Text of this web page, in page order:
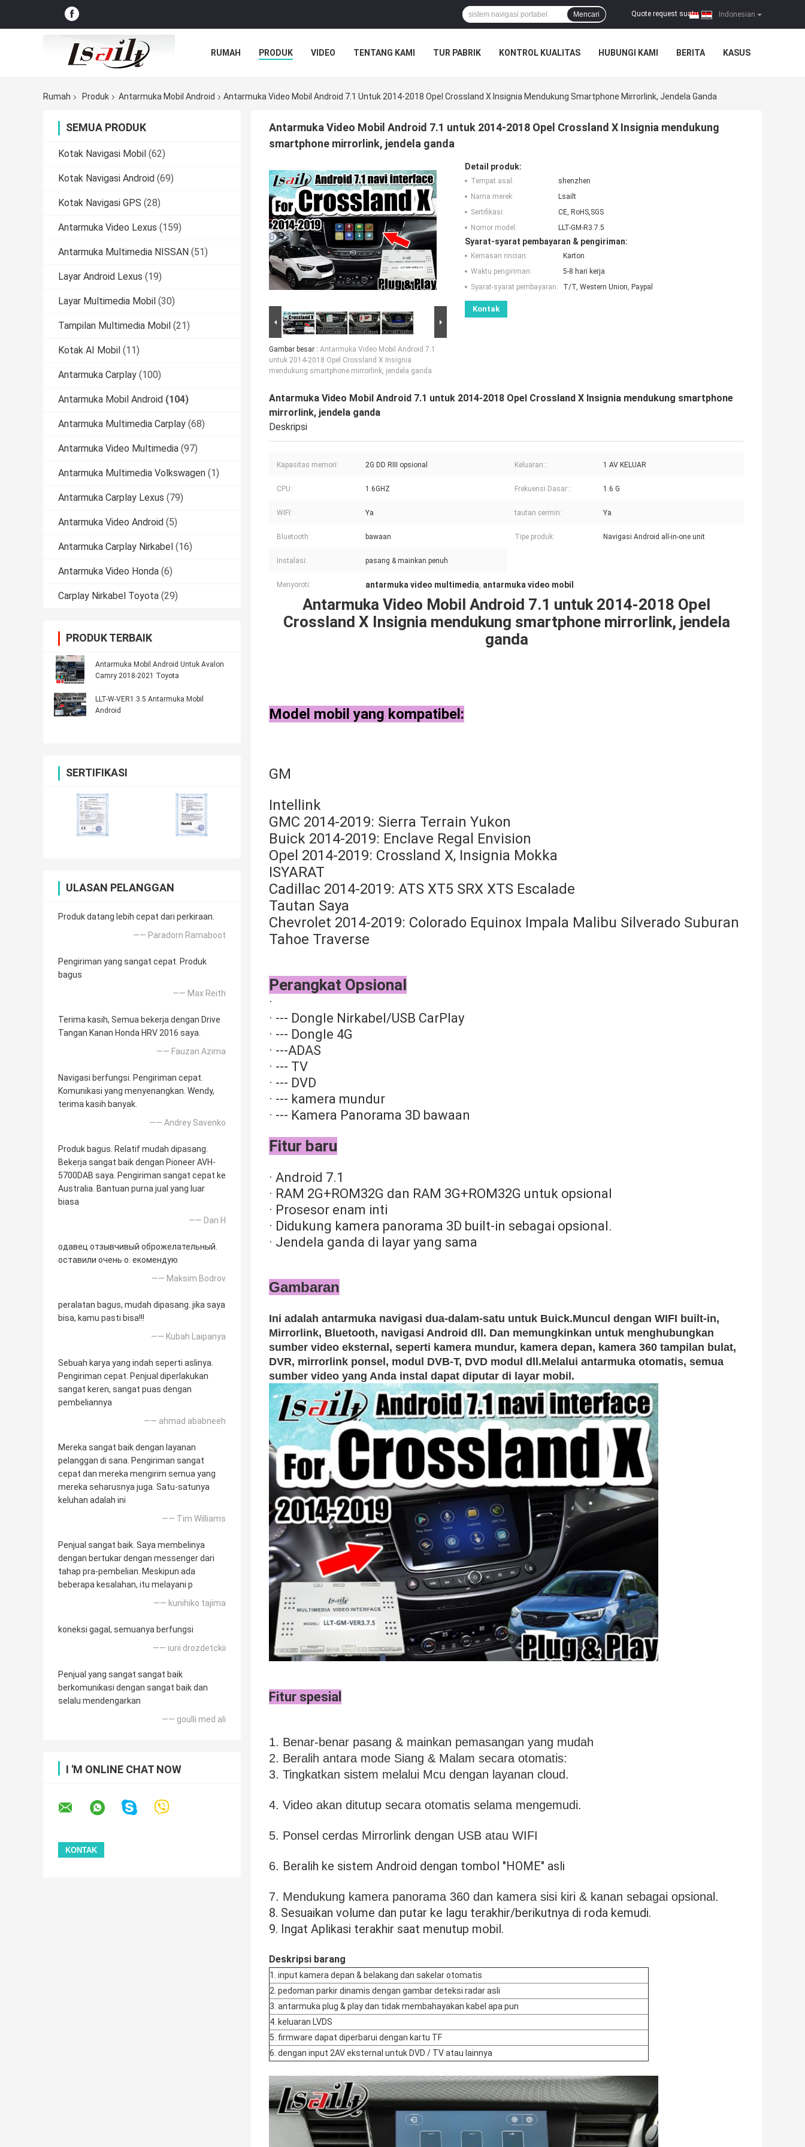
Indonesian
Quote request suatu |
Mencari
RUMAH PRODUK VIDEO TENTANG KAMI TUR PABRIK KONTROL KUALITAS HUBUNGI KAMI BERITA KASUS
Rumah Produk Antarmuka Mobil Android Antarmuka Video Mobil Android 7.1 Untuk 2014-2018 Opel Crossland X Insignia Mendukung Smartphone Mirrorlink, Jendela Ganda
SEMUA PRODUK
Kotak Navigasi Mobil (62)
Kotak Navigasi Android (69)
Kotak Navigasi GPS (28)
Antarmuka Video Lexus (159)
Antarmuka Multimedia NISSAN (51)
Layar Android Lexus (19)
Layar Multimedia Mobil (30)
Tampilan Multimedia Mobil (21)
Kotak AI Mobil (11)
Antarmuka Carplay (100)
Antarmuka Mobil Android (104)
Antarmuka Multimedia Carplay (68)
Antarmuka Video Multimedia (97)
Antarmuka Multimedia Volkswagen (1)
Antarmuka Carplay Lexus (79)
Antarmuka Video Android (5)
Antarmuka Carplay Nirkabel (16)
Antarmuka Video Honda (6)
Carplay Nirkabel Toyota (29)
PRODUK TERBAIK
Antarmuka Mobil Android Untuk Avalon
Camry 2018-2021 Toyota
LLT-W-VER1.3.5 Antarmuka Mobil
Android
SERTIFIKASI
ULASAN PELANGGAN
Produk datang lebih cepat dari perkiraan.
—— Paradorn Ramaboot
Pengiriman yang sangat cepat. Produk
bagus
—— Max Reith
Terima kasih, Semua bekerja dengan Drive
Tangan Kanan Honda HRV 2016 saya.
—— Fauzan Azima
Navigasi berfungsi. Pengiriman cepat.
Komunikasi yang menyenangkan. Wendy,
terima kasih banyak.
—— Andrey Savenko
Produk bagus. Relatif mudah dipasang.
Bekerja sangat baik dengan Pioneer AVH-
5700DAB saya. Pengiriman sangat cepat ke
Australia. Bantuan purna jual yang luar
biasa
—— Dan H
одавец отзывчивый оброжелательный.
оставили очень о. екомендую
—— Maksim Bodrov
peralatan bagus, mudah dipasang. jika saya
bisa, kamu pasti bisa!!!
—— Kubah Laipanya
Sebuah karya yang indah seperti aslinya.
Pengiriman cepat. Penjual diperlakukan
sangat keren, sangat puas dengan
pembeliannya
—— ahmad ababneeh
Mereka sangat baik dengan layanan
pelanggan di sana. Pengiriman sangat
cepat dan mereka mengirim semua yang
mereka seharusnya juga. Satu-satunya
keluhan adalah ini
—— Tim Williams
Penjual sangat baik. Saya membelinya
dengan bertukar dengan messenger dari
tahap pra-pembelian. Meskipun ada
beberapa kesalahan, itu melayani p
—— kunihiko tajima
koneksi gagal, semuanya berfungsi
—— iurii drozdetckii
Penjual yang sangat sangat baik
berkomunikasi dengan sangat baik dan
selalu mendengarkan
—— goulli med ali
I 'M ONLINE CHAT NOW
Antarmuka Video Mobil Android 7.1 untuk 2014-2018 Opel Crossland X Insignia mendukung
smartphone mirrorlink, jendela ganda
Gambar besar : Antarmuka Video Mobil Android 7.1
untuk 2014-2018 Opel Crossland X Insignia
mendukung smartphone mirrorlink, jendela ganda
Detail produk:
Tempat asal:
shenzhen
Nama merek:
Lsailt
Sertifikasi:
CE, RoHS,SGS
Nomor model:
LLT-GM-R3.7.5
Syarat-syarat pembayaran & pengiriman:
Kemasan rincian:
Karton
Waktu pengiriman:
5-8 hari kerja
Syarat-syarat pembayaran:
T/T, Western Union, Paypal
Kontak
Antarmuka Video Mobil Android 7.1 untuk 2014-2018 Opel Crossland X Insignia mendukung smartphone
mirrorlink, jendela ganda
Deskripsi
Kapasitas memori: 2G DD RIII opsional Keluaran:: 1 AV KELUAR
CPU: 1.6GHZ Frekuensi Dasar:: 1.6 G
WIFI: Ya tautan cermin: Ya
Bluetooth: bawaan Tipe produk: Navigasi Android all-in-one unit
Instalasi: pasang & mainkan penuh
Menyoroti: antarmuka video multimedia, antarmuka video mobil
Antarmuka Video Mobil Android 7.1 untuk 2014-2018 Opel
Crossland X Insignia mendukung smartphone mirrorlink, jendela
ganda
Model mobil yang kompatibel:
GM
Intellink
GMC 2014-2019: Sierra Terrain Yukon
Buick 2014-2019: Enclave Regal Envision
Opel 2014-2019: Crossland X, Insignia Mokka
ISYARAT
Cadillac 2014-2019: ATS XT5 SRX XTS Escalade
Tautan Saya
Chevrolet 2014-2019: Colorado Equinox Impala Malibu Silverado Suburan
Tahoe Traverse
Perangkat Opsional
·
· --- Dongle Nirkabel/USB CarPlay
· --- Dongle 4G
· ---ADAS
· --- TV
· --- DVD
· --- kamera mundur
· --- Kamera Panorama 3D bawaan
Fitur baru
· Android 7.1
· RAM 2G+ROM32G dan RAM 3G+ROM32G untuk opsional
· Prosesor enam inti
· Didukung kamera panorama 3D built-in sebagai opsional.
· Jendela ganda di layar yang sama
Gambaran
Ini adalah antarmuka navigasi dua-dalam-satu untuk Buick.Muncul dengan WIFI built-in,
Mirrorlink, Bluetooth, navigasi Android dll. Dan memungkinkan untuk menghubungkan
sumber video eksternal, seperti kamera mundur, kamera depan, kamera 360 tampilan bulat,
DVR, mirrorlink ponsel, modul DVB-T, DVD modul dll.Melalui antarmuka otomatis, semua
sumber video yang Anda instal dapat diputar di layar mobil.
Fitur spesial
1. Benar-benar pasang & mainkan pemasangan yang mudah
2. Beralih antara mode Siang & Malam secara otomatis:
3. Tingkatkan sistem melalui Mcu dengan layanan cloud.
4. Video akan ditutup secara otomatis selama mengemudi.
5. Ponsel cerdas Mirrorlink dengan USB atau WIFI
6. Beralih ke sistem Android dengan tombol "HOME" asli
7. Mendukung kamera panorama 360 dan kamera sisi kiri & kanan sebagai opsional.
8. Sesuaikan volume dan putar ke lagu terakhir/berikutnya di roda kemudi.
9. Ingat Aplikasi terakhir saat menutup mobil.
Deskripsi barang
1. input kamera depan & belakang dan sakelar otomatis
2. pedoman parkir dinamis dengan gambar deteksi radar asli
3. antarmuka plug & play dan tidak membahayakan kabel apa pun
4. keluaran LVDS
5. firmware dapat diperbarui dengan kartu TF
6. dengan input 2AV eksternal untuk DVD / TV atau lainnya